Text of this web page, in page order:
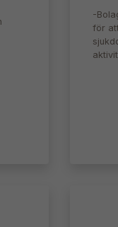
-
för